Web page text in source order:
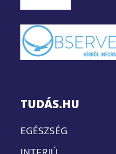
TUDÁS.HU
EGÉSZSÉG